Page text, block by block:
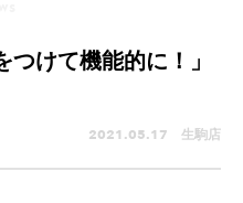
けて機能的に！」
2021.05.17 生駒店